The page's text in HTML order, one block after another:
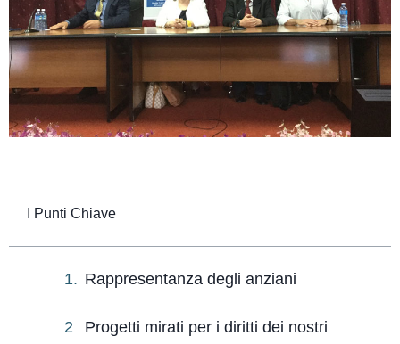
I Punti Chiave
Rappresentanza degli anziani
Progetti mirati per i diritti dei nostri